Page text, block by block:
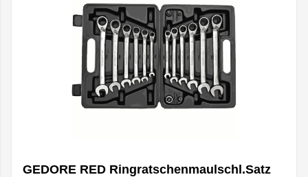
GEDORE RED Ringratschenmaulschl.Satz